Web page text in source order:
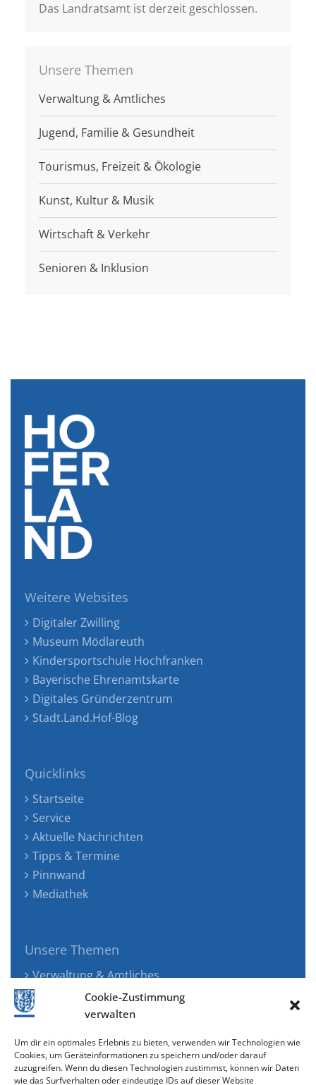
Cookie-Zustimmung
verwalten
Um dir ein optimales Erlebnis zu bieten, verwenden wir Technologien wie
Cookies, um Geräteinformationen zu speichern und/oder darauf
zuzugreifen. Wenn du diesen Technologien zustimmst, können wir Daten
wie das Surfverhalten oder eindeutige IDs auf dieser Website
Das Landratsamt ist derzeit geschlossen.
Unsere Themen
Verwaltung & Amtliches
Jugend, Familie & Gesundheit
Tourismus, Freizeit & Ökologie
Kunst, Kultur & Musik
Wirtschaft & Verkehr
Senioren & Inklusion
Weitere Websites
Digitaler Zwilling
Museum Mödlareuth
Kindersportschule Hochfranken
Bayerische Ehrenamtskarte
Digitales Gründerzentrum
Stadt.Land.Hof-Blog
Quicklinks
Startseite
Service
Aktuelle Nachrichten
Tipps & Termine
Pinnwand
Mediathek
Unsere Themen
Verwaltung & Amtliches
Jugend, Familie & Gesundheit
Tourismus, Freizeit & Ökologie
Wirtschaft & Verkehr
Senioren & Inklusion